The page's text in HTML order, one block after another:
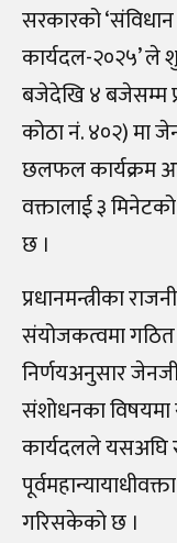
सरकारको
कार्यदल-२०२५’ ले
बजेदेखि ४ बजेसम्म
कोठा नं. ४०२) मा
छलफल कार्यक्रम
वक्तालाई ३
छ ।
प्रधानमन्त्रीका
संयोजकत्वमा गठित
निर्णयअनुसार
संशोधनका
कार्यदलले यसअघि
गरिसकेको छ ।